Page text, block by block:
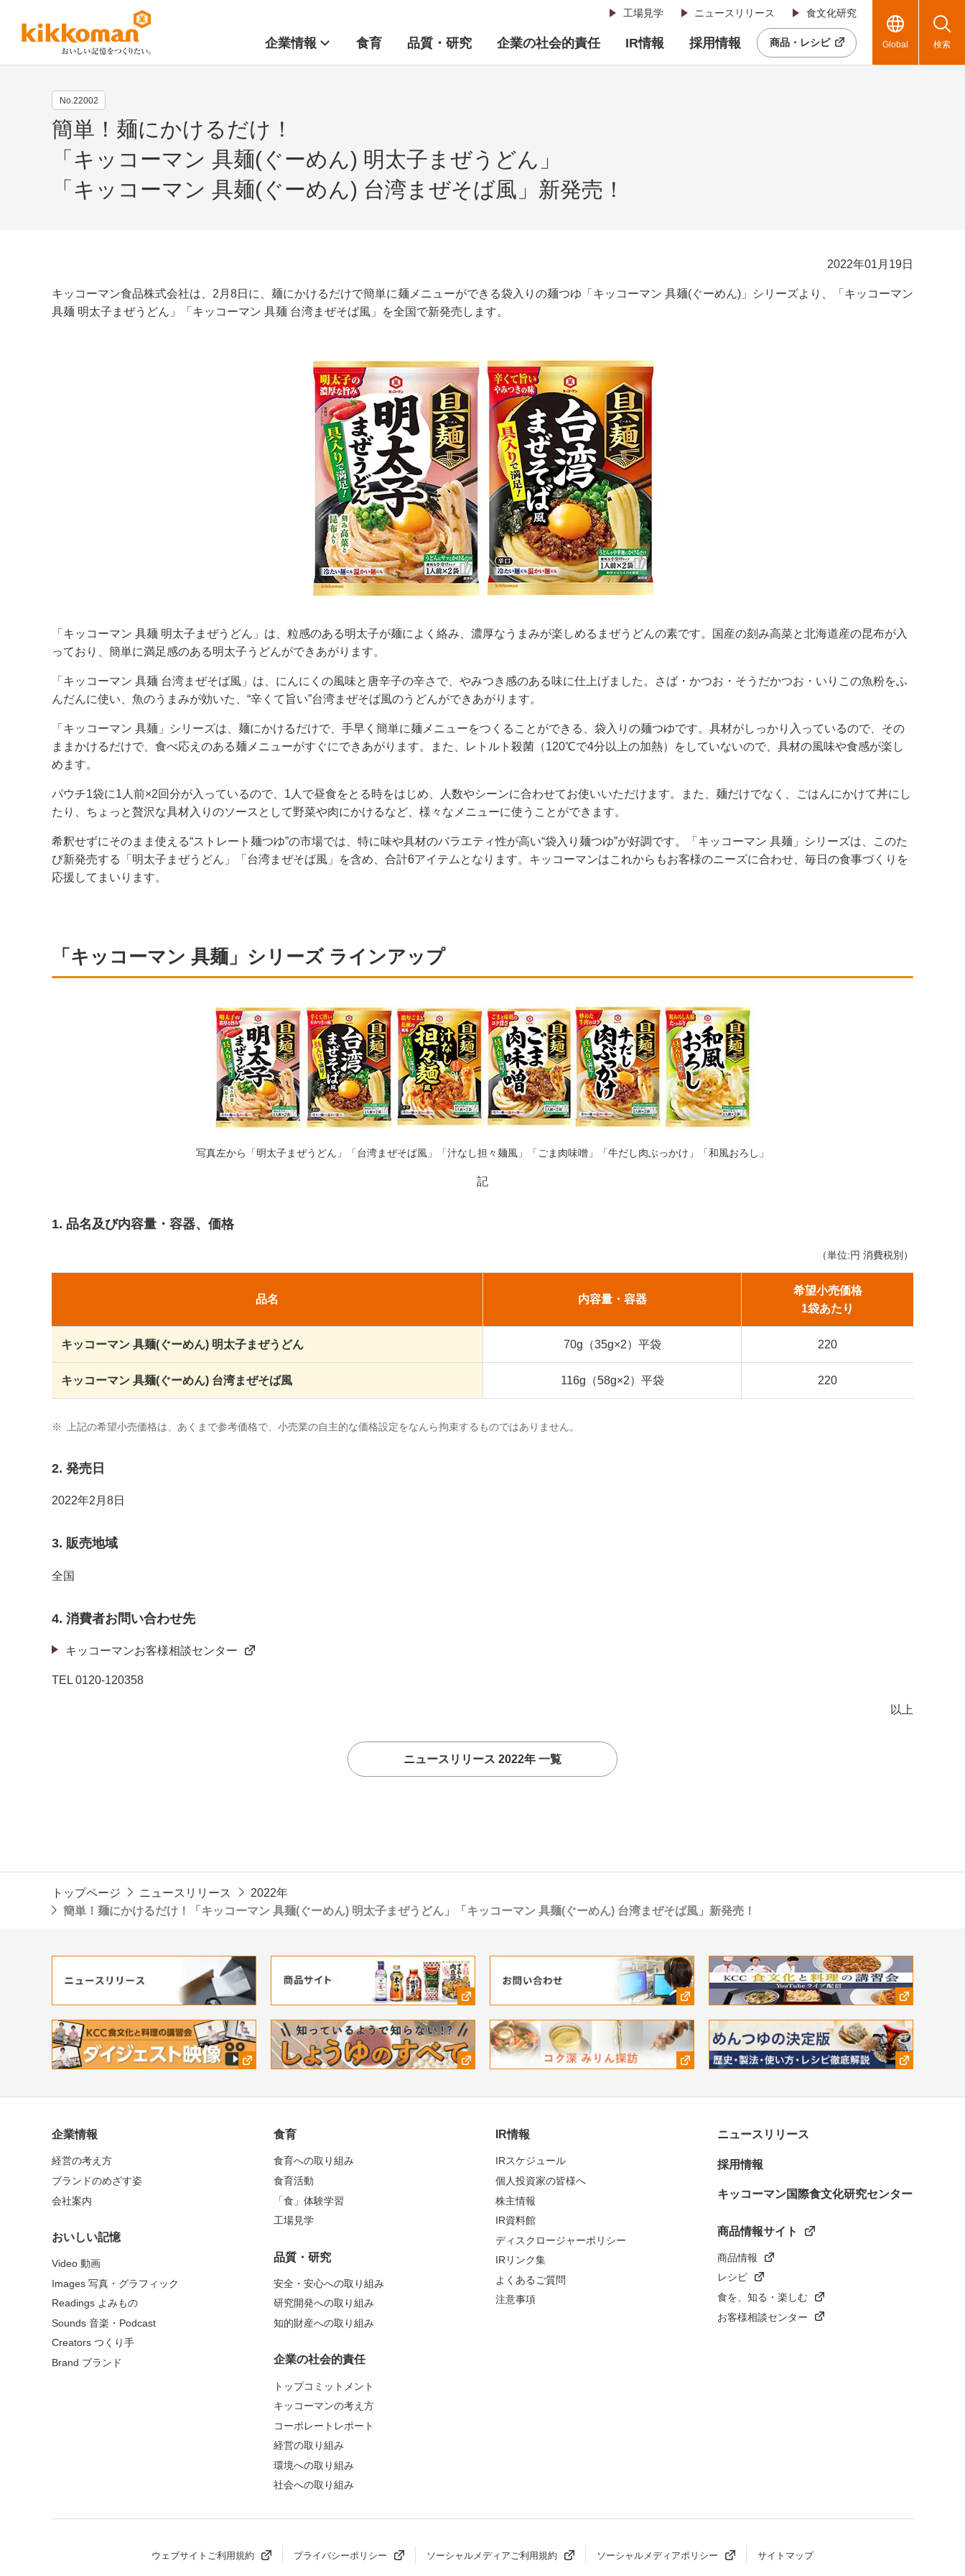
工場見学 ニュースリリース 食文化研究
企業情報 食育 品質・研究 企業の社会的責任 IR情報 採用情報 商品・レシピ Global 検索
No.22002
簡単！麺にかけるだけ！
「キッコーマン 具麺(ぐーめん) 明太子まぜうどん」
「キッコーマン 具麺(ぐーめん) 台湾まぜそば風」新発売！
2022年01月19日
キッコーマン食品株式会社は、2月8日に、麺にかけるだけで簡単に麺メニューができる袋入りの麺つゆ「キッコーマン 具麺(ぐーめん)」シリーズより、「キッコーマン
具麺 明太子まぜうどん」「キッコーマン 具麺 台湾まぜそば風」を全国で新発売します。
「キッコーマン 具麺 明太子まぜうどん」は、粒感のある明太子が麺によく絡み、濃厚なうまみが楽しめるまぜうどんの素です。国産の刻み高菜と北海道産の昆布が入
っており、簡単に満足感のある明太子うどんができあがります。
「キッコーマン 具麺 台湾まぜそば風」は、にんにくの風味と唐辛子の辛さで、やみつき感のある味に仕上げました。さば・かつお・そうだかつお・いりこの魚粉をふ
んだんに使い、魚のうまみが効いた、“辛くて旨い”台湾まぜそば風のうどんができあがります。
「キッコーマン 具麺」シリーズは、麺にかけるだけで、手早く簡単に麺メニューをつくることができる、袋入りの麺つゆです。具材がしっかり入っているので、その
ままかけるだけで、食べ応えのある麺メニューがすぐにできあがります。また、レトルト殺菌（120℃で4分以上の加熱）をしていないので、具材の風味や食感が楽し
めます。
パウチ1袋に1人前×2回分が入っているので、1人で昼食をとる時をはじめ、人数やシーンに合わせてお使いいただけます。また、麺だけでなく、ごはんにかけて丼にし
たり、ちょっと贅沢な具材入りのソースとして野菜や肉にかけるなど、様々なメニューに使うことができます。
希釈せずにそのまま使える“ストレート麺つゆ”の市場では、特に味や具材のバラエティ性が高い“袋入り麺つゆ”が好調です。「キッコーマン 具麺」シリーズは、このた
び新発売する「明太子まぜうどん」「台湾まぜそば風」を含め、合計6アイテムとなります。キッコーマンはこれからもお客様のニーズに合わせ、毎日の食事づくりを
応援してまいります。
「キッコーマン 具麺」シリーズ ラインアップ
写真左から「明太子まぜうどん」「台湾まぜそば風」「汁なし担々麺風」「ごま肉味噌」「牛だし肉ぶっかけ」「和風おろし」
記
1. 品名及び内容量・容器、価格
（単位:円 消費税別）
品名 内容量・容器
希望小売価格
1袋あたり
キッコーマン 具麺(ぐーめん) 明太子まぜうどん 70g（35g×2）平袋 220
キッコーマン 具麺(ぐーめん) 台湾まぜそば風 116g（58g×2）平袋 220
※ 上記の希望小売価格は、あくまで参考価格で、小売業の自主的な価格設定をなんら拘束するものではありません。
2. 発売日
2022年2月8日
3. 販売地域
全国
4. 消費者お問い合わせ先
キッコーマンお客様相談センター
TEL 0120-120358
以上
ニュースリリース 2022年 一覧
トップページ ニュースリリース
2022年
簡単！麺にかけるだけ！「キッコーマン 具麺(ぐーめん) 明太子まぜうどん」「キッコーマン 具麺(ぐーめん) 台湾まぜそば風」新発売！
企業情報
経営の考え方
ブランドのめざす姿
会社案内
おいしい記憶
Video 動画
Images 写真・グラフィック
Readings よみもの
Sounds 音楽・Podcast
Creators つくり手
Brand ブランド
食育
食育への取り組み
食育活動
「食」体験学習
工場見学
品質・研究
安全・安心への取り組み
研究開発への取り組み
知的財産への取り組み
企業の社会的責任
トップコミットメント
キッコーマンの考え方
コーポレートレポート
経営の取り組み
環境への取り組み
社会への取り組み
IR情報
IRスケジュール
個人投資家の皆様へ
株主情報
IR資料館
ディスクロージャーポリシー
IRリンク集
よくあるご質問
注意事項
ニュースリリース
採用情報
キッコーマン国際食文化研究センター
商品情報サイト
商品情報
レシピ
食を、知る・楽しむ
お客様相談センター
ウェブサイトご利用規約 プライバシーポリシー ソーシャルメディアご利用規約 ソーシャルメディアポリシー サイトマップ